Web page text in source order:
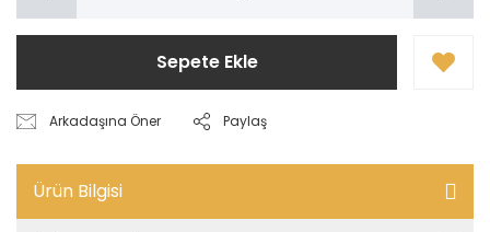
Sepete Ekle
Arkadaşına Öner Paylaş
Ürün Bilgisi